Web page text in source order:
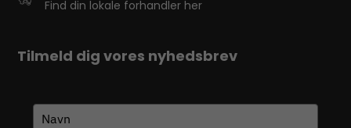
Find din lokale forhandler her
Tilmeld dig vores nyhedsbrev